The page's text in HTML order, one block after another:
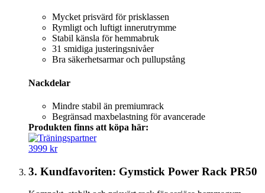
Mycket prisvärd för prisklassen
Rymligt och luftigt innerutrymme
Stabil känsla för hemmabruk
31 smidiga justeringsnivåer
Bra säkerhetsarmar och pullupstång
Nackdelar
Mindre stabil än premiumrack
Begränsad maxbelastning för avancerade
Produkten finns att köpa här:
3999 kr
3. Kundfavoriten: Gymstick Power Rack PR50